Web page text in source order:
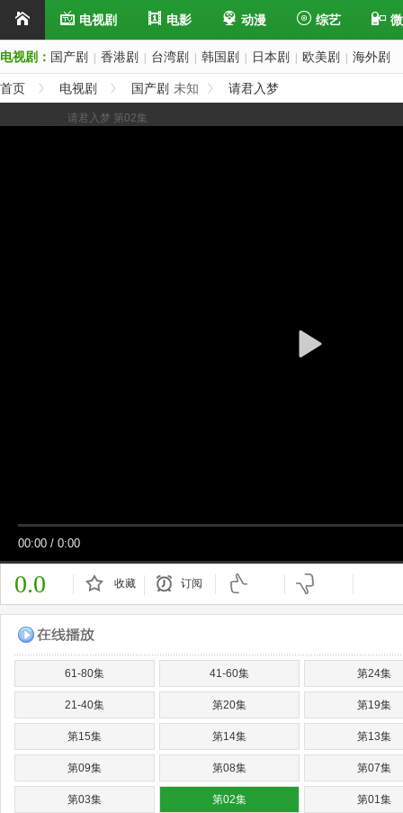
电视剧 电影 动漫 综艺
电视剧： 国产剧 香港剧 台湾剧 韩国剧 日本剧 欧美剧 海外剧
首页 电视剧 国产剧 未知 请君入梦
请君入梦 第02集
00:00 / 0:00
0.0 收藏 订阅
61-80集 41-60集 第24集
21-40集 第20集 第19集
第15集 第14集 第13集
第09集 第08集 第07集
第03集 第02集 第01集